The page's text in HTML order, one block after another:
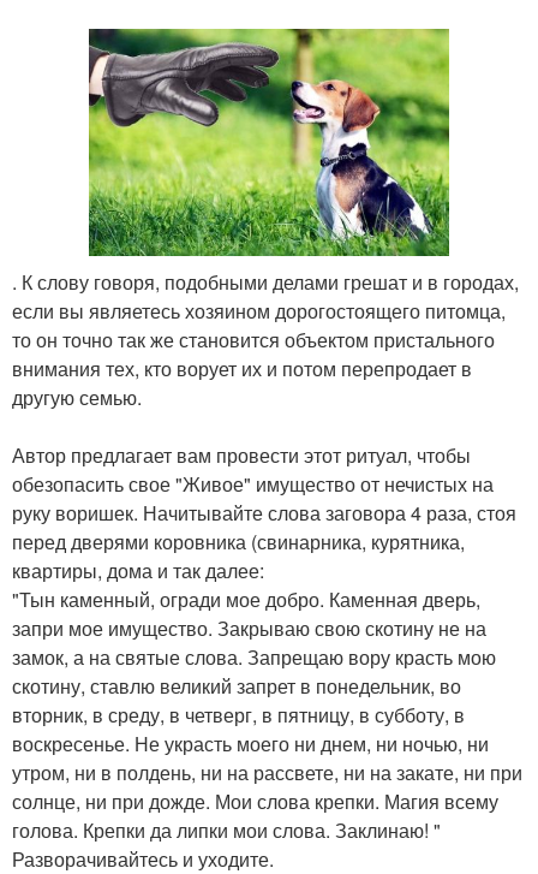
. К слову говоря, подобными делами грешат и в городах,
если вы являетесь хозяином дорогостоящего питомца,
то он точно так же становится объектом пристального
внимания тех, кто ворует их и потом перепродает в
другую семью.
Автор предлагает вам провести этот ритуал, чтобы
обезопасить свое "Живое" имущество от нечистых на
руку воришек. Начитывайте слова заговора 4 раза, стоя
перед дверями коровника (свинарника, курятника,
квартиры, дома и так далее:
"Тын каменный, огради мое добро. Каменная дверь,
запри мое имущество. Закрываю свою скотину не на
замок, а на святые слова. Запрещаю вору красть мою
скотину, ставлю великий запрет в понедельник, во
вторник, в среду, в четверг, в пятницу, в субботу, в
воскресенье. Не украсть моего ни днем, ни ночью, ни
утром, ни в полдень, ни на рассвете, ни на закате, ни при
солнце, ни при дожде. Мои слова крепки. Магия всему
голова. Крепки да липки мои слова. Заклинаю! "
Разворачивайтесь и уходите.